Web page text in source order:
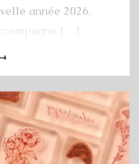
année 2026.
[…]
→